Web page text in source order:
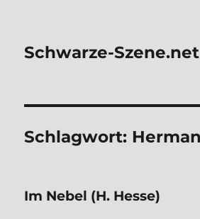
Schwarze-Szene.net
Schlagwort:
Im Nebel (H. Hes­se)